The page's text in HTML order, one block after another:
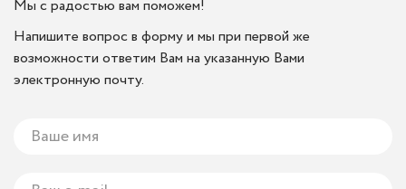
Мы с радостью вам поможем!
Напишите вопрос в форму и мы при первой же
возможности ответим Вам на указанную Вами
электронную почту.